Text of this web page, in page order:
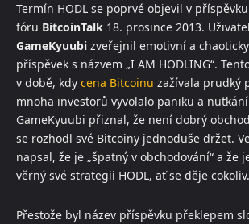
Termín HODL se poprvé objevil v
fóru BitcoinTalk 18. prosince 2013.
GameKyuubi zveřejnil emotivní a
příspěvek s názvem „I AM HODLING“.
v době, kdy cena Bitcoinu zažívala prudký
mnoha investorů vyvolalo paniku a
GameKyuubi přiznal, že není dobrý
se rozhodl své Bitcoiny jednoduše držet.
napsal, že je „špatný v obchodování“ a že
věrný své strategii HODL, ať se děje cokoliv.
Přestože byl název příspěvku překlepem